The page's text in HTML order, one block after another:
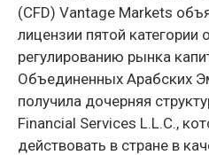
(CFD) Vantage Markets
лицензии пятой категории
регулированию рынка
Объединенных Арабских
получила дочерняя
Financial Services L.L.C.,
действовать в стране в